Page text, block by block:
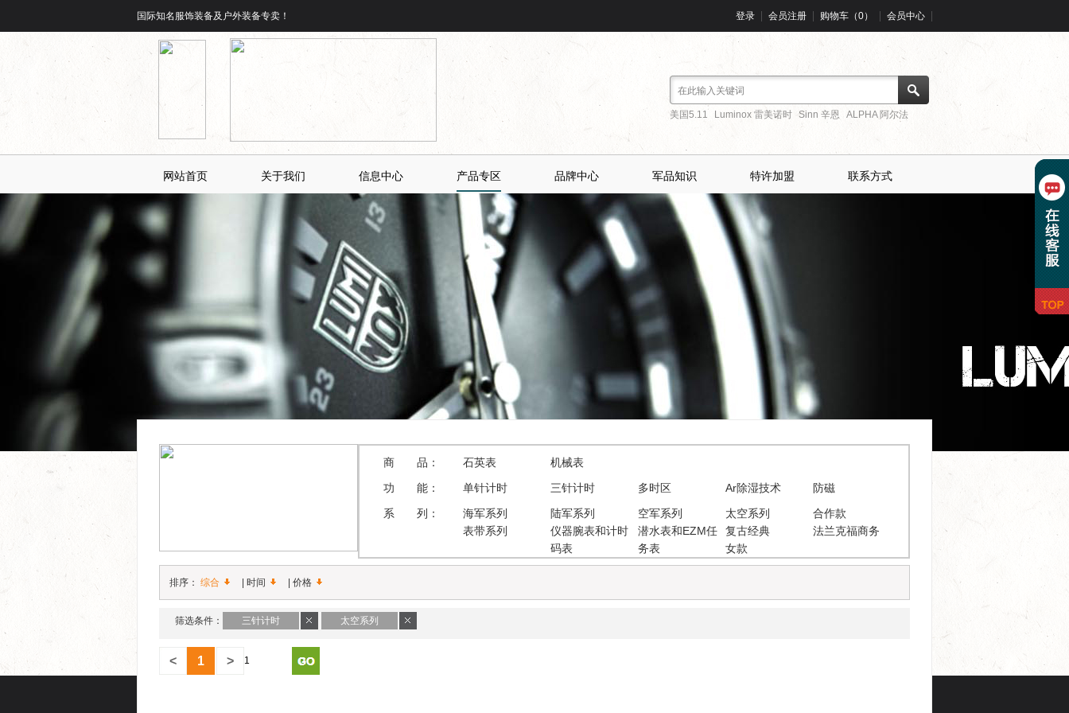
国际知名服饰装备及户外装备专卖！ 会员中心
购物车（0）
会员注册
登录
美国5.11 Luminox 雷美诺时 Sinn 辛恩 ALPHA 阿尔法
网站首页 关于我们 信息中心 产品专区 品牌中心 军品知识 特许加盟 联系方式
商 品： 石英表
机械表
功 能：
单针计时 三针计时 多时区 Ar除湿技术
防磁
系 列：
海军系列 陆军系列 空军系列 太空系列
合作款
表带系列
仪器腕表和计时
码表
潜水表和EZM任
务表
复古经典
法兰克福商务
女款
排序： 综合 时间 价格
筛选条件： 三针计时 太空系列
< 1 >